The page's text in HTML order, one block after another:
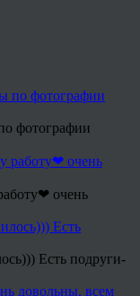
фотографии
очень
Есть подруги-